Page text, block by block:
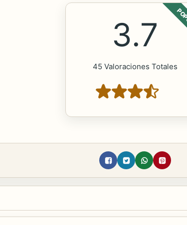
3.7
45 Valoraciones Totales